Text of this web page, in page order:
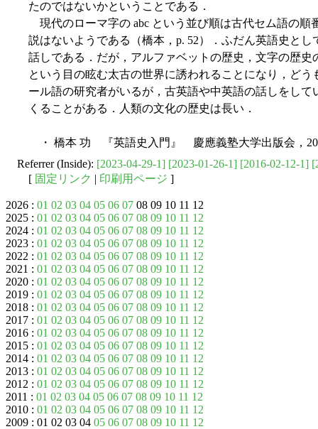
たのではないかということである．
現代のローマ字の abc という並び順は古代セム語の順
説はないようである（橋本，p. 52）．ふだん英語史と
話しである．だが，アルファベットの歴史，文字の歴
という目の眩む太古の世界に誘われることになり，ど
ール語の研究者がいるが，古英語や中英語の話しをし
くることがある．人類の文化の歴史は長い．
・ 橋本 功 『英語史入門』 慶應義塾大学出版会，
Referrer (Inside): [2023-04-29-1] [2023-01-26-1] [2016-02-12-1]
[ 固定リンク | 印刷用ページ ]
2026 : 01 02 03 04 05 06 07 08 09 10 11 12
2025 : 01 02 03 04 05 06 07 08 09 10 11 12
2024 : 01 02 03 04 05 06 07 08 09 10 11 12
2023 : 01 02 03 04 05 06 07 08 09 10 11 12
2022 : 01 02 03 04 05 06 07 08 09 10 11 12
2021 : 01 02 03 04 05 06 07 08 09 10 11 12
2020 : 01 02 03 04 05 06 07 08 09 10 11 12
2019 : 01 02 03 04 05 06 07 08 09 10 11 12
2018 : 01 02 03 04 05 06 07 08 09 10 11 12
2017 : 01 02 03 04 05 06 07 08 09 10 11 12
2016 : 01 02 03 04 05 06 07 08 09 10 11 12
2015 : 01 02 03 04 05 06 07 08 09 10 11 12
2014 : 01 02 03 04 05 06 07 08 09 10 11 12
2013 : 01 02 03 04 05 06 07 08 09 10 11 12
2012 : 01 02 03 04 05 06 07 08 09 10 11 12
2011 : 01 02 03 04 05 06 07 08 09 10 11 12
2010 : 01 02 03 04 05 06 07 08 09 10 11 12
2009 : 01 02 03 04 05 06 07 08 09 10 11 12